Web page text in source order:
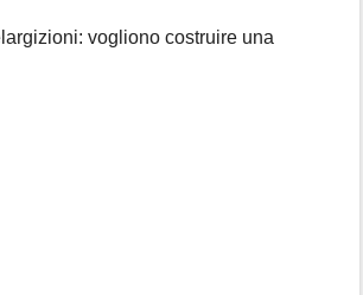
vogliono costruire una